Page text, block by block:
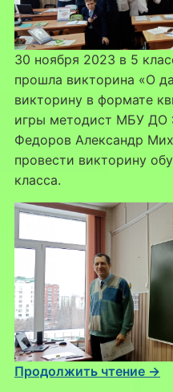
30 ноября 2023 в 5
прошла викторина «О
викторину в формате
игры методист МБУ ДО
Федоров Александр
провести викторину
класса.
Продолжить чтение →